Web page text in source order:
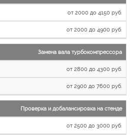
от 2000 до 4150 руб.
от 2000 до 4900 руб.
Замена вала турбокомпрессора
от 2800 до 4300 руб.
от 2900 до 7600 руб.
Проверка и добалансировка на стенде
от 2500 до 3000 руб.